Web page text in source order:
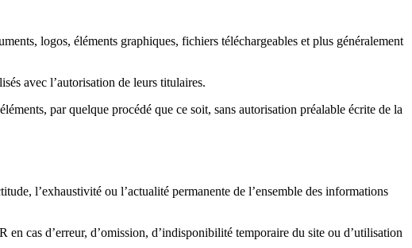
logos, éléments graphiques, fichiers téléchargeables et plus généralement
avec l’autorisation de leurs titulaires.
par quelque procédé que ce soit, sans autorisation préalable écrite de la
l’exhaustivité ou l’actualité permanente de l’ensemble des informations
cas d’erreur, d’omission, d’indisponibilité temporaire du site ou d’utilisation